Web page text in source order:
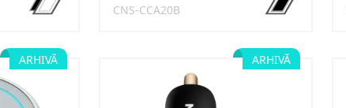
CNS-CCA20B
ARHIVĂ ARHIVĂ